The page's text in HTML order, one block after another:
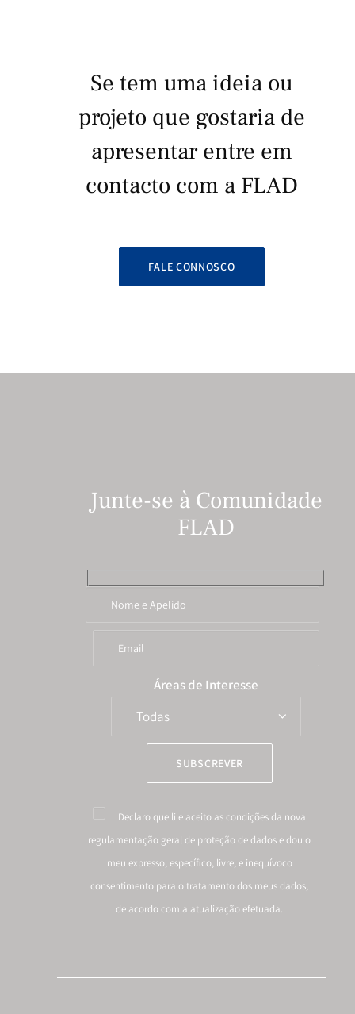
Se tem uma ideia ou
projeto que gostaria de
apresentar entre em
contacto com a FLAD
FALE CONNOSCO
Junte-se à Comunidade
FLAD
Áreas de Interesse
Declaro que li e aceito as condições da nova
regulamentação geral de proteção de dados e dou o
meu expresso, específico, livre, e inequívoco
consentimento para o tratamento dos meus dados,
de acordo com a atualização efetuada.